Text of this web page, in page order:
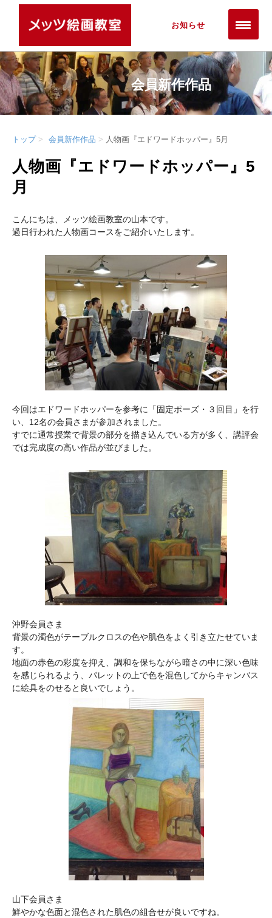
お知らせ
会員新作作品
トップ 会員新作作品 人物画『エドワードホッパー』5月
人物画『エドワードホッパー』5
月
こんにちは、メッツ絵画教室の山本です。
過日行われた人物画コースをご紹介いたします。
今回はエドワードホッパーを参考に「固定ポーズ・３回目」を行
い、12名の会員さまが参加されました。
すでに通常授業で背景の部分を描き込んでいる方が多く、講評会
では完成度の高い作品が並びました。
沖野会員さま
背景の濁色がテーブルクロスの色や肌色をよく引き立たせていま
す。
地面の赤色の彩度を抑え、調和を保ちながら暗さの中に深い色味
を感じられるよう、パレットの上で色を混色してからキャンバス
に絵具をのせると良いでしょう。
山下会員さま
鮮やかな色面と混色された肌色の組合せが良いですね。